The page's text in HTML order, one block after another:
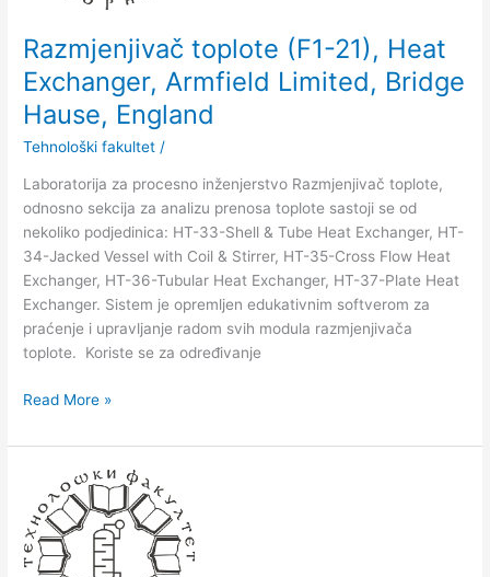
Razmјenjivač toplote (F1-21), Heat
Exchanger, Armfield Limited, Bridge
Hause, England
Tehnološki fakultet /
Laboratorija za procesno inženjerstvo Razmјenjivač toplote,
odnosno sekcija za analizu prenosa toplote sastoji se od
nekoliko podjedinica: HT-33-Shell & Tube Heat Exchanger, HT-
34-Jacked Vessel with Coil & Stirrer, HT-35-Cross Flow Heat
Exchanger, HT-36-Tubular Heat Exchanger, HT-37-Plate Heat
Exchanger. Sistem je opremljen edukativnim softverom za
praćenje i upravljanje radom svih modula razmјenjivača
toplote. Koriste se za određivanje
Bridge
Hause,
England
Read More »
Laboratorijski
reaktor
(F1-
21),